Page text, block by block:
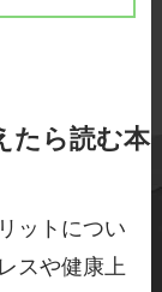
たら読む本
ットについ
スや健康上